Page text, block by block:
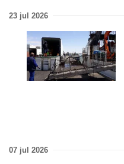
23 jul 2026
07 jul 2026